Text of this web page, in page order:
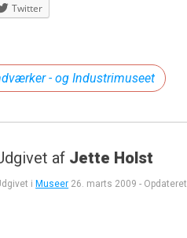
Twitter
- og Industrimuseet
af Jette Holst
i Museer 26. marts 2009 - Opdateret